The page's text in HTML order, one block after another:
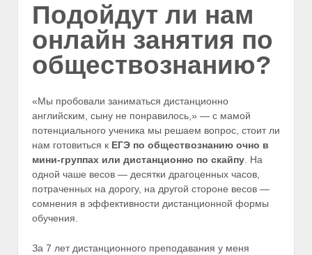
Подойдут ли нам
онлайн занятия по
обществознанию?
«Мы пробовали заниматься дистанционно
английским, сыну не понравилось,» — с мамой
потенциального ученика мы решаем вопрос, стоит ли
нам готовиться к ЕГЭ по обществознанию очно в
мини-группах или дистанционно по скайпу . На
одной чаше весов — десятки драгоценных часов,
потраченных на дорогу, на другой стороне весов —
сомнения в эффективности дистанционной формы
обучения.
За 7 лет дистанционного преподавания у меня